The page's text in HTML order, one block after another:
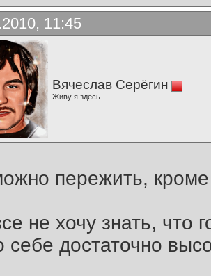
11:45
Вячеслав Серёгин
Живу я здесь
пережить,
не хочу знать, что
себе достаточно